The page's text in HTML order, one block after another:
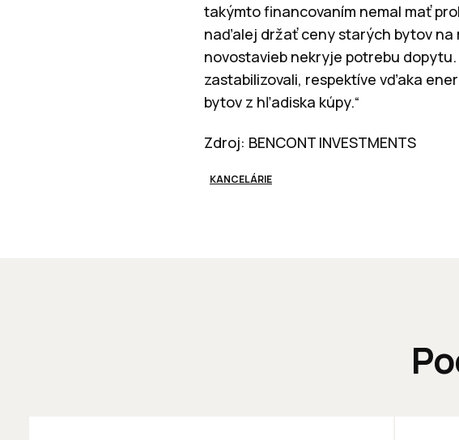
takýmto financovaním nemal mať
naďalej držať ceny starých bytov na
novostavieb nekryje potrebu
zastabilizovali, respektíve vďaka
bytov z hľadiska kúpy.“
Zdroj: BENCONT INVESTMENTS
KANCELÁRIE